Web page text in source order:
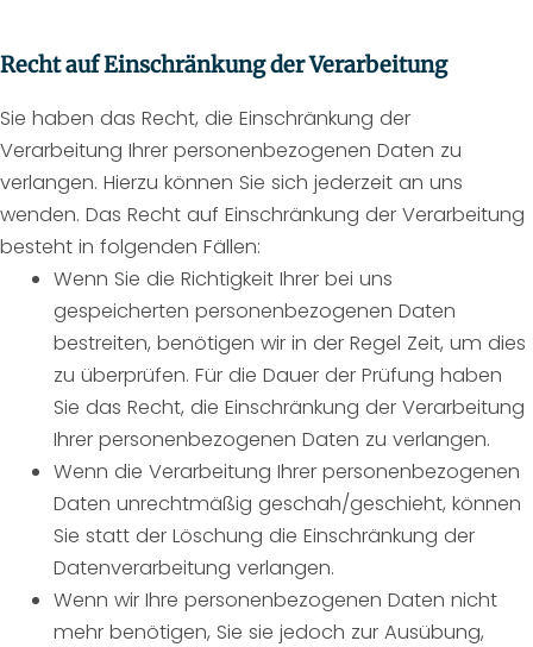
Recht auf Einschränkung der Verarbeitung
Sie haben das Recht, die Einschränkung der
Verarbeitung Ihrer personenbezogenen Daten zu
verlangen. Hierzu können Sie sich jederzeit an uns
wenden. Das Recht auf Einschränkung der Verarbeitung
besteht in folgenden Fällen:
Wenn Sie die Richtigkeit Ihrer bei uns
gespeicherten personenbezogenen Daten
bestreiten, benötigen wir in der Regel Zeit, um dies
zu überprüfen. Für die Dauer der Prüfung haben
Sie das Recht, die Einschränkung der Verarbeitung
Ihrer personenbezogenen Daten zu verlangen.
Wenn die Verarbeitung Ihrer personenbezogenen
Daten unrechtmäßig geschah/geschieht, können
Sie statt der Löschung die Einschränkung der
Datenverarbeitung verlangen.
Wenn wir Ihre personenbezogenen Daten nicht
mehr benötigen, Sie sie jedoch zur Ausübung,